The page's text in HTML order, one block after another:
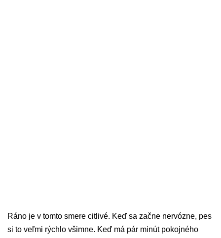
Ráno je v tomto smere citlivé. Keď sa začne nervózne, pes
si to veľmi rýchlo všimne. Keď má pár minút pokojného